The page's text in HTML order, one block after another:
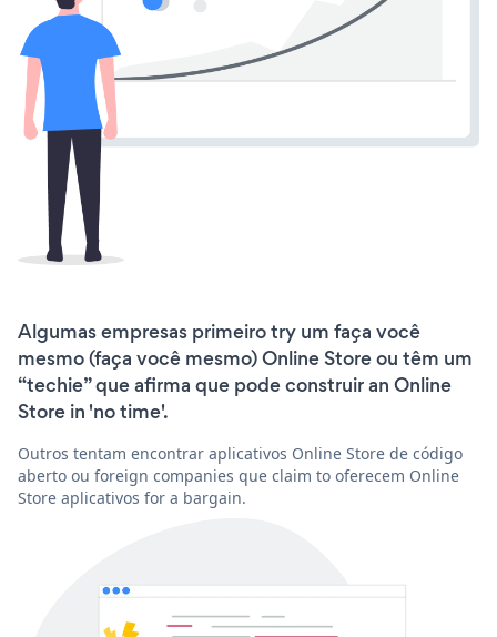
Algumas empresas primeiro try um faça você
mesmo (faça você mesmo) Online Store ou têm um
“techie” que afirma que pode construir an Online
Store in 'no time'.
Outros tentam encontrar aplicativos Online Store de código
aberto ou foreign companies que claim to oferecem Online
Store aplicativos for a bargain.